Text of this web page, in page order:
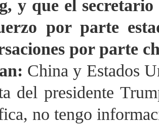
y que el
por parte
por parte
China y Estados
del presidente
no tengo